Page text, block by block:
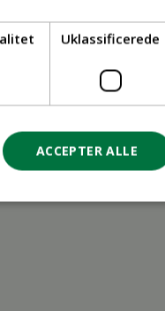
Uklassificerede
ACCEPTER ALLE